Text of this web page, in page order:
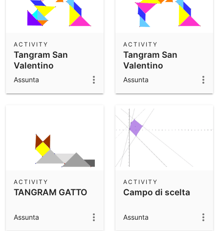
Tangram San
Valentino
ACTIVITY
Assunta
Tangram San
Valentino
ACTIVITY
Assunta
TANGRAM GATTO
ACTIVITY
Assunta
Campo di scelta
ACTIVITY
Assunta